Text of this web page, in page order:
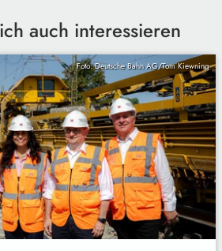
auch interessieren
Foto: Deutsche Bahn AG/Tom Kiewning